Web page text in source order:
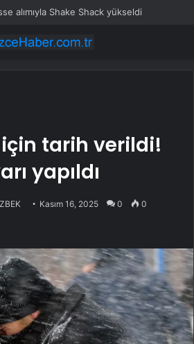
alımıyla Shake Shack yükseldi
için tarih verildi!
yapıldı
Kasım 16, 2025 0 0